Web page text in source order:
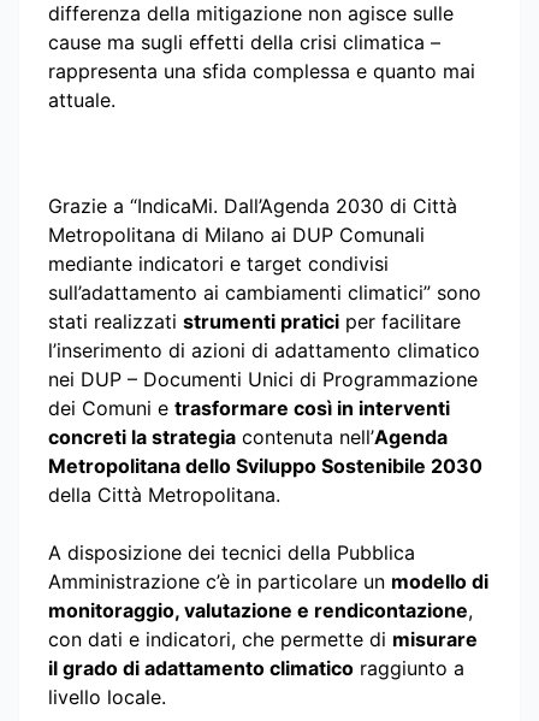
differenza della mitigazione non agisce sulle
cause ma sugli effetti della crisi climatica –
rappresenta una sfida complessa e quanto mai
attuale.
Grazie a “IndicaMi. Dall’Agenda 2030 di Città
Metropolitana di Milano ai DUP Comunali
mediante indicatori e target condivisi
sull’adattamento ai cambiamenti climatici” sono
stati realizzati strumenti pratici per facilitare
l’inserimento di azioni di adattamento climatico
nei DUP – Documenti Unici di Programmazione
dei Comuni e trasformare così in interventi
concreti la strategia contenuta nell’Agenda
Metropolitana dello Sviluppo Sostenibile 2030
della Città Metropolitana.
A disposizione dei tecnici della Pubblica
Amministrazione c’è in particolare un modello di
monitoraggio, valutazione e rendicontazione,
con dati e indicatori, che permette di misurare
il grado di adattamento climatico raggiunto a
livello locale.